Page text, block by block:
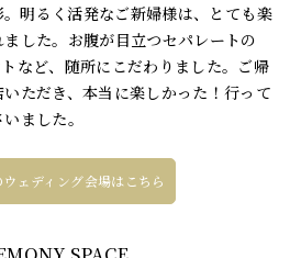
明るく活発なご新婦様は、とても楽
した。お腹が目立つセパレートの
など、随所にこだわりました。ご帰
ただき、本当に楽しかった！行って
ました。
ェディング会場はこちら